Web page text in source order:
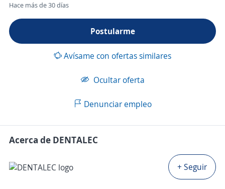
Hace más de 30 días
Postularme
Avísame con ofertas similares
Ocultar oferta
Denunciar empleo
Acerca de DENTALEC
+ Seguir